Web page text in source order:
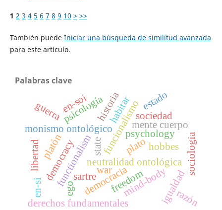
1 2 3 4 5 6 7 8 9 10 > >>
También puede Iniciar una búsqueda de similitud avanzada
para este artículo.
Palabras clave
funcionalismo
neutralidad ontológica
mente cuerpo
monismo ontológico
functionalism mind-body
democracia
derechos fundamentales
democracy
platón
psicología
plato
psychology
sociedad
sociología
habitar
hobbes
igualdad
guerra estado
war
state
sartre
libertad
en-si ego freedom
en-soi historia
razón